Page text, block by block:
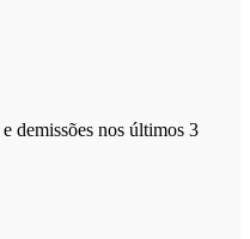
demissões nos últimos 3